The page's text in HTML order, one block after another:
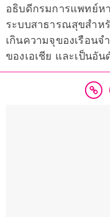
อธิบดีกรมการแพทย์ห
ระบบสาธารณสุขสำห
เกินความจุของเรือน
ของเอเชีย และเป็นอั